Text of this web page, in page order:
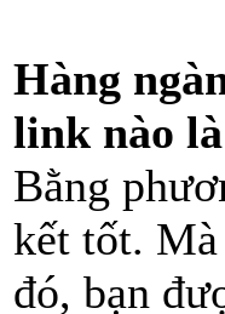
Hàng
link nào
Bằng
kết tốt.
đó, bạn